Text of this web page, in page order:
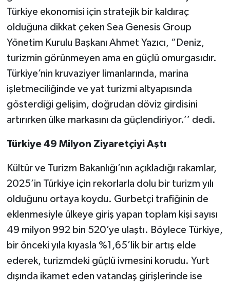
Türkiye ekonomisi için stratejik bir kaldıraç
olduğuna dikkat çeken Sea Genesis Group
Yönetim Kurulu Başkanı Ahmet Yazıcı, “Deniz,
turizmin görünmeyen ama en güçlü omurgasıdır.
Türkiye’nin kruvaziyer limanlarında, marina
işletmeciliğinde ve yat turizmi altyapısında
gösterdiği gelişim, doğrudan döviz girdisini
artırırken ülke markasını da güçlendiriyor.’’ dedi.
Türkiye 49 Milyon Ziyaretçiyi Aştı
Kültür ve Turizm Bakanlığı’nın açıkladığı rakamlar,
2025’in Türkiye için rekorlarla dolu bir turizm yılı
olduğunu ortaya koydu. Gurbetçi trafiğinin de
eklenmesiyle ülkeye giriş yapan toplam kişi sayısı
49 milyon 992 bin 520’ye ulaştı. Böylece Türkiye,
bir önceki yıla kıyasla %1,65’lik bir artış elde
ederek, turizmdeki güçlü ivmesini korudu. Yurt
dışında ikamet eden vatandaş girişlerinde ise